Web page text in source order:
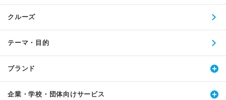
クルーズ
テーマ・目的
ブランド
企業・学校・団体向けサービス